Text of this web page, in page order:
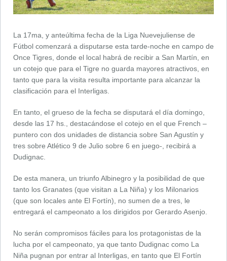
La 17ma, y anteúltima fecha de la Liga Nuevejuliense de
Fútbol comenzará a disputarse esta tarde-noche en campo de
Once Tigres, donde el local habrá de recibir a San Martín, en
un cotejo que para el Tigre no guarda mayores atractivos, en
tanto que para la visita resulta importante para alcanzar la
clasificación para el Interligas.
En tanto, el grueso de la fecha se disputará el día domingo,
desde las 17 hs., destacándose el cotejo en el que French –
puntero con dos unidades de distancia sobre San Agustín y
tres sobre Atlético 9 de Julio sobre 6 en juego-, recibirá a
Dudignac.
De esta manera, un triunfo Albinegro y la posibilidad de que
tanto los Granates (que visitan a La Niña) y los Milonarios
(que son locales ante El Fortín), no sumen de a tres, le
entregará el campeonato a los dirigidos por Gerardo Asenjo.
No serán compromisos fáciles para los protagonistas de la
lucha por el campeonato, ya que tanto Dudignac como La
Niña pugnan por entrar al Interligas, en tanto que El Fortín